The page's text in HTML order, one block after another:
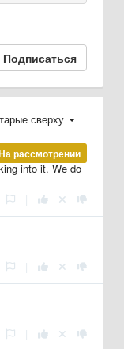
Подписаться
сверху
рассмотрении
into it. We do